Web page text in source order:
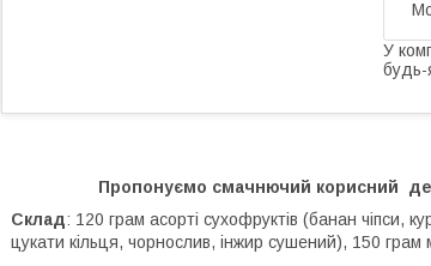
У
будь-
Пропонуємо смачнючий корисний
Склад: 120 грам асорті сухофруктів (банан чіпси,
цукати кільця, чорнослив, інжир сушений), 150 грам